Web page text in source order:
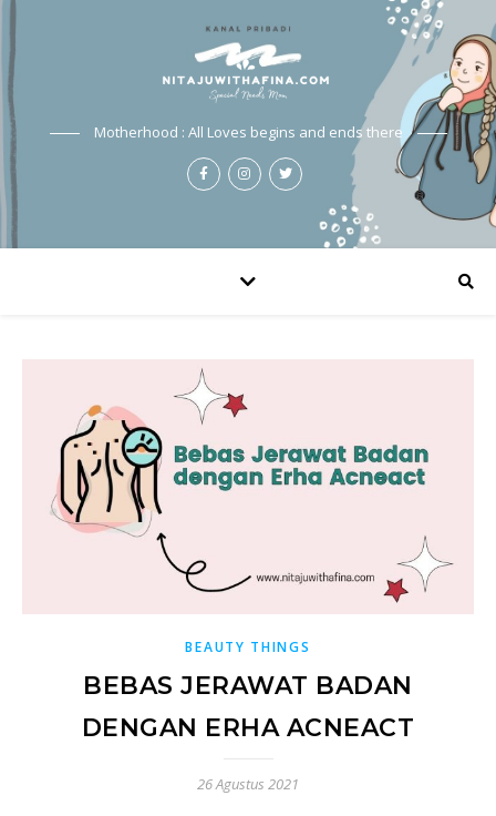
Motherhood : All Loves begins and ends there
BEAUTY THINGS
BEBAS JERAWAT BADAN
DENGAN ERHA ACNEACT
26 Agustus 2021